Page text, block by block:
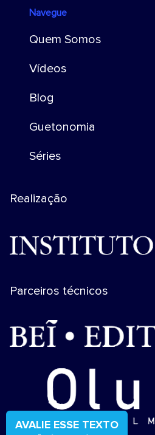
AVALIE ESSE TEXTO
Navegue
Quem Somos
Vídeos
Blog
Guetonomia
Séries
Realização
Parceiros técnicos